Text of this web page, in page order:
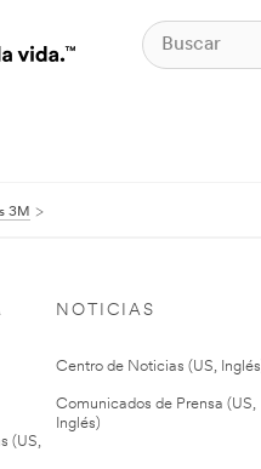
3M
(US,
NOTICIAS
Centro de Noticias (US,
Comunicados de Prensa (US,
Inglés)